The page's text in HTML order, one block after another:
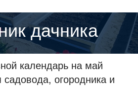
дачника
календарь на май
садовода, огородника и